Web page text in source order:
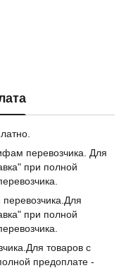
перевозчика. Для
при полной
при полной
товаров с
предоплате -